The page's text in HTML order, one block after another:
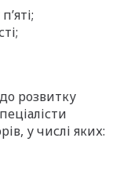
розвитку
у числі яких: